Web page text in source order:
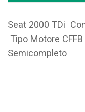
Seat 2000 TDi
Tipo Motore
Semicompleto